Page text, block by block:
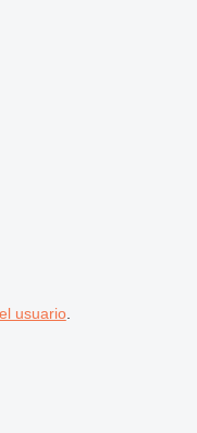
usuario.